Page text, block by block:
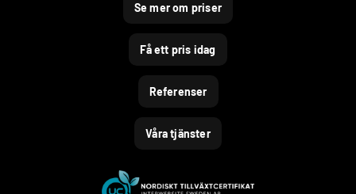
Se mer om priser
Få ett pris idag
Referenser
Våra tjänster